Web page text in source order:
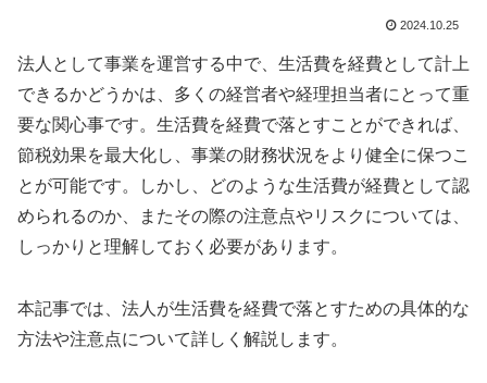
2024.10.25
法人として事業を運営する中で、生活費を経費として計上
できるかどうかは、多くの経営者や経理担当者にとって重
要な関心事です。生活費を経費で落とすことができれば、
節税効果を最大化し、事業の財務状況をより健全に保つこ
とが可能です。しかし、どのような生活費が経費として認
められるのか、またその際の注意点やリスクについては、
しっかりと理解しておく必要があります。
本記事では、法人が生活費を経費で落とすための具体的な
方法や注意点について詳しく解説します。